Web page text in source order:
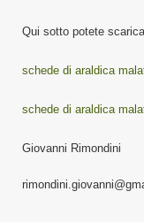
Qui sotto potete
schede di araldica
schede di araldica
Giovanni Rimondini